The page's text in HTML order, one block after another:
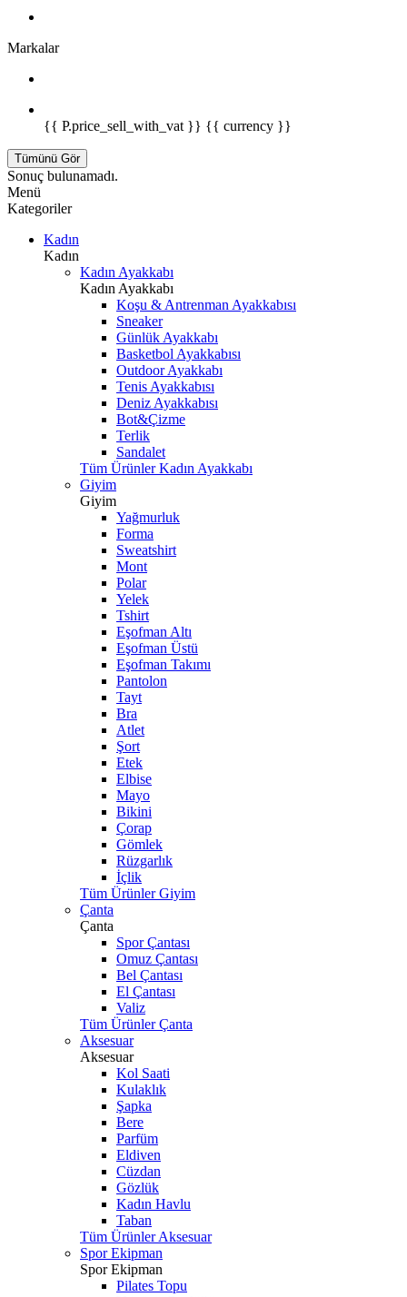
Markalar
{{ P.price_sell_with_vat }} {{ currency }}
Tümünü Gör
Sonuç bulunamadı.
Menü
Kategoriler
Kadın
Kadın
Kadın Ayakkabı
Kadın Ayakkabı
Koşu & Antrenman Ayakkabısı
Sneaker
Günlük Ayakkabı
Basketbol Ayakkabısı
Outdoor Ayakkabı
Tenis Ayakkabısı
Deniz Ayakkabısı
Bot&Çizme
Terlik
Sandalet
Tüm Ürünler Kadın Ayakkabı
Giyim
Giyim
Yağmurluk
Forma
Sweatshirt
Mont
Polar
Yelek
Tshirt
Eşofman Altı
Eşofman Üstü
Eşofman Takımı
Pantolon
Tayt
Bra
Atlet
Şort
Etek
Elbise
Mayo
Bikini
Çorap
Gömlek
Rüzgarlık
İçlik
Tüm Ürünler Giyim
Çanta
Çanta
Spor Çantası
Omuz Çantası
Bel Çantası
El Çantası
Valiz
Tüm Ürünler Çanta
Aksesuar
Aksesuar
Kol Saati
Kulaklık
Şapka
Bere
Parfüm
Eldiven
Cüzdan
Gözlük
Kadın Havlu
Taban
Tüm Ürünler Aksesuar
Spor Ekipman
Spor Ekipman
Pilates Topu